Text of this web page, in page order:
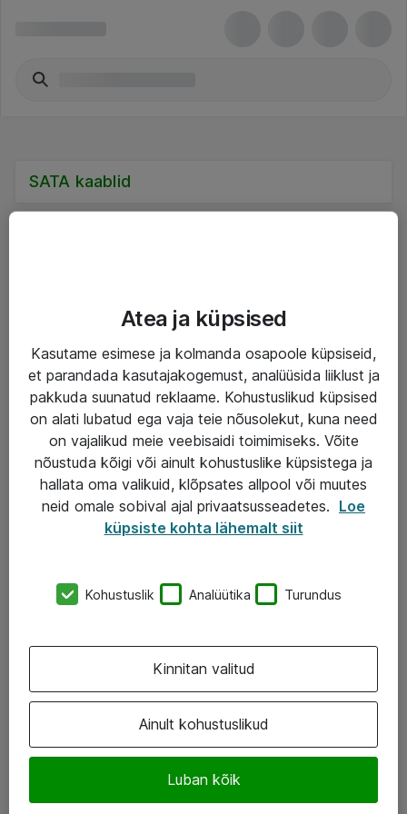
SATA kaablid
IT taristu
Haldusteenused
Garantii
Turva- ja nõrkvoolulahendused
AS ATEA
Atea kontaktid
Jälgi meid
LinkedIn
Atea ja küpsised
Kasutame esimese ja kolmanda osapoole küpsiseid,
et parandada kasutajakogemust, analüüsida liiklust ja
pakkuda suunatud reklaame. Kohustuslikud küpsised
on alati lubatud ega vaja teie nõusolekut, kuna need
on vajalikud meie veebisaidi toimimiseks. Võite
nõustuda kõigi või ainult kohustuslike küpsistega ja
hallata oma valikuid, klõpsates allpool või muutes
neid omale sobival ajal privaatsusseadetes. Loe
küpsiste kohta lähemalt siit
Kohustuslik Analüütika Turundus
Ainult kohustuslikud
Luban kõik
Kinnitan valitud